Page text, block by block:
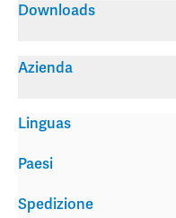
Downloads
Azienda
Spedizione
Linguas
Paesi